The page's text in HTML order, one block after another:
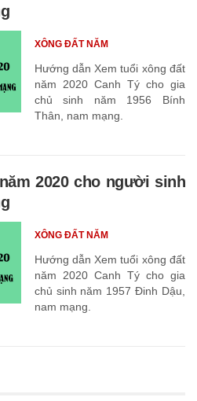
Hướng dẫn Xem tuổi xông đất
năm 2020 Canh Tý cho gia
chủ sinh năm 1956 Bính
Thân, nam mạng.
XÔNG ĐẤT NĂM
2020 cho người sinh
Hướng dẫn Xem tuổi xông đất
năm 2020 Canh Tý cho gia
chủ sinh năm 1957 Đinh Dậu,
nam mạng.
XÔNG ĐẤT NĂM